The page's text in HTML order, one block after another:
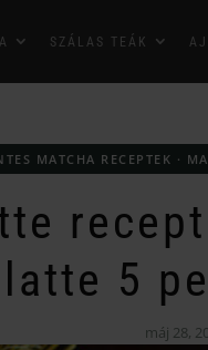
SZÁLAS TEÁK
MATCHA RECEPTEK ·
latte 5
máj 28,